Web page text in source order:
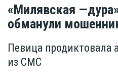
«Милявская
обманули
Певица продиктовала
из СМС